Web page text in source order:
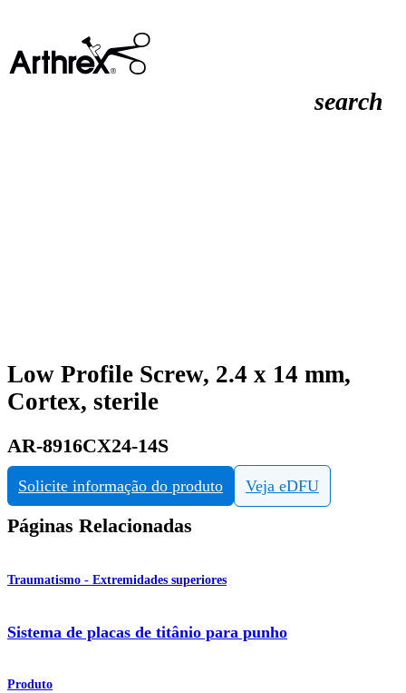
search
Low Profile Screw, 2.4 x 14 mm,
Cortex, sterile
AR-8916CX24-14S
Solicite informação do produto Veja eDFU
Páginas Relacionadas
Traumatismo - Extremidades superiores
Sistema de placas de titânio para punho
Produto